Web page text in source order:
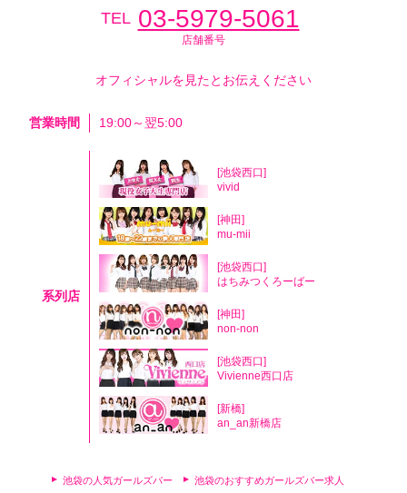
TEL 03-5979-5061
店舗番号
オフィシャルを見たとお伝えください
営業時間 19:00～翌5:00
系列店
[池袋西口]
vivid
[神田]
mu-mii
[池袋西口]
はちみつくろーばー
[神田]
non-non
[池袋西口]
Vivienne西口店
[新橋]
an_an新橋店
池袋の人気ガールズバー 池袋のおすすめガールズバー求人